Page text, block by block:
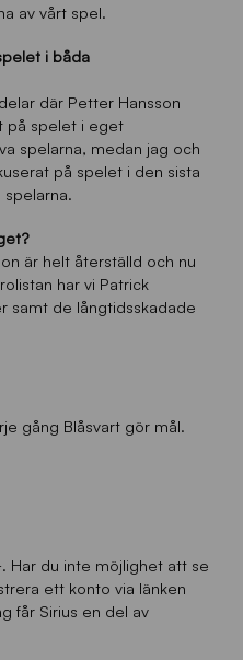
av vårt spel.
i båda
där Petter Hansson
på spelet i eget
spelarna, medan jag och
på spelet i den sista
är helt återställd och nu
har vi Patrick
samt de långtidsskadade
gång Blåsvart gör mål.
Har du inte möjlighet att se
ett konto via länken
får Sirius en del av